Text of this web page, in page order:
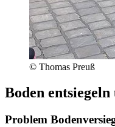
© Thomas Preuß
Boden
Problem